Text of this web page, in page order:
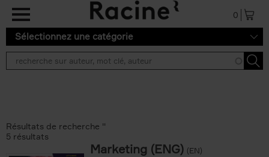
Aller au contenu principal
0
Sélectionnez une catégorie
Résultats de recherche ''
5 résultats
Marketing (ENG) (EN)